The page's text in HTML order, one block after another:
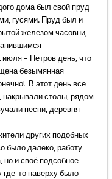
дома был свой пруд
гусями. Пруд был и
железом часовни,
– Петров день, что
безымянная
В этот день все
накрывали столы, рядом
песни, деревня
других подобных
было далеко, работу
но и своё подсобное
где-то наверху было